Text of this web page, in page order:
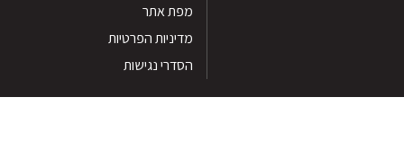
מפת אתר
מדיניות הפרטיות
הסדרי נגישות